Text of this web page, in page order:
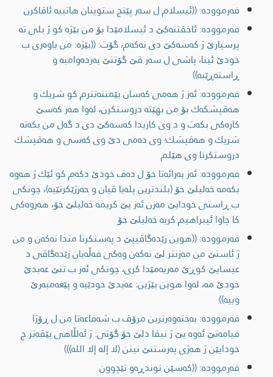
فەرموودە: ((ئيسلام ل سه‌ر پێنج ستوینان هاتییه‌ ئاڤاكرن
فەرموودە: ئاخڤتنه‌كێ د ئیسلامێدا بۆ من بێژە کو ژ بلی تە
پرسیارێ ژ كه‌سه‌كێ دی نەکەم، گۆت: ((بێژە: من باوەری ب
خودێ ئینا، پاشی ل سه‌ر ڤێ گۆتنێ به‌رده‌وامبه‌ و
ڕاسته‌ڕێبه‌))
فەرموودە: ئه‌ز ژ هه‌می كه‌سان بێمننه‌تترم كو شریك و
هه‌ڤپشكه‌ك بۆ من بهێته‌ دروستكرن، له‌وا هه‌ر كه‌سێ
كاره‌كی بكه‌ت و د وی كاریدا كه‌سه‌كێ دی د گه‌ل من بكه‌ته‌
شریك و هه‌ڤپشك؛ وی ده‌می دێ وی كه‌سی و هه‌ڤپشك
دروستكرنا وی هێلم
فەرموودە: ئه‌ز به‌رائه‌تا خۆ ل ده‌ڤ خودێ دكه‌م كو ئێك ژ هه‌وه‌
بكه‌مه‌ خه‌لیلێ خۆ (بلندترين پله‌يا ڤيان و حه‌زژێكرنێيه‌)، چونكی
ب ڕاستی خودایێ مه‌زن ئه‌ز یێ كریمه‌ خه‌لیلێ خۆ، هه‌روه‌كی
كا چاوا ئیبراهیم كريه‌ خه‌لیلێ خۆ
فەرموودە: ((هوین زێده‌گاڤییێ د په‌سنكرنا مندا نه‌كه‌ن و من
ژ ئاستێ من مه‌زنتر لێ نه‌كه‌ن وه‌كی فه‌ڵه‌یان زێده‌گاڤی د
عیسایێ كوڕێ مه‌ریه‌مێدا كری، چونكی ئه‌ز ب تنێ عه‌بدێ
خودێ مه‌، له‌وا هوین بێژین: عه‌بدێ خودێیه‌ و پێغه‌مبه‌رێ
وییه‌))
فەرموودە: به‌خته‌وه‌رترین مرۆڤ ب شه‌فاعه‌تا من ل ڕۆژا
قیامه‌تێ ئه‌وه‌ یێ ژ نیڤا دلێ خۆ گۆتی: ژ ئه‌لڵاهی پێڤه‌تر چ
خودایێن ژ هه‌ژی په‌رستنێ نینن (لا إله إلا الله)))
فەرموودە: ((كه‌سێن توندڕه‌و تێچوون